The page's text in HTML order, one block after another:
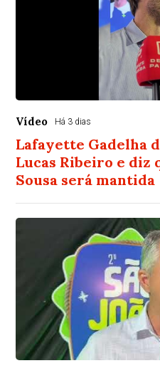
Vídeo Há 3 dias
Lafayette Gadelha
Lucas Ribeiro e diz
Sousa será mantida